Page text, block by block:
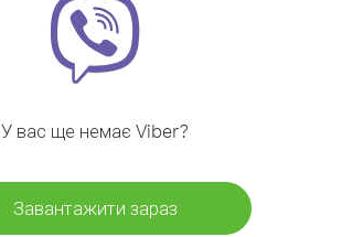
У вас ще немає Viber?
Завантажити зараз